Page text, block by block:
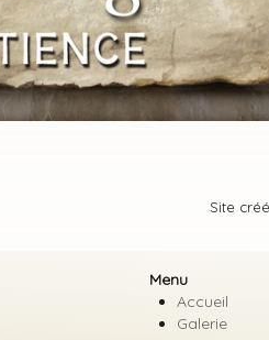
Site
Menu
Accueil
Galerie